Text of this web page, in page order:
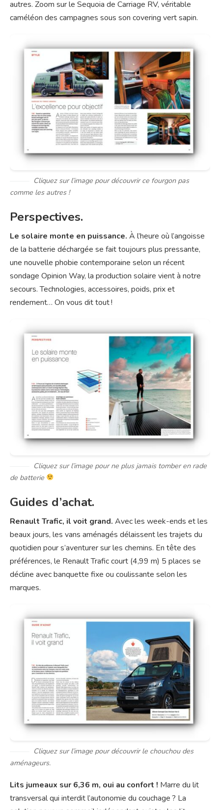
autres. Zoom sur le Sequoia de Carriage RV, véritable
caméléon des campagnes sous son covering vert sapin.
Cliquez sur l’image pour découvrir ce fourgon pas
comme les autres !
Perspectives.
Le solaire monte en puissance. À l’heure où l’angoisse
de la batterie déchargée se fait toujours plus pressante,
une nouvelle phobie contemporaine selon un récent
sondage Opinion Way, la production solaire vient à notre
secours. Technologies, accessoires, poids, prix et
rendement… On vous dit tout !
Cliquez sur l’image pour ne plus jamais tomber en rade
de batterie
Guides d’achat.
Renault Trafic, il voit grand. Avec les week-ends et les
beaux jours, les vans aménagés délaissent les trajets du
quotidien pour s’aventurer sur les chemins. En tête des
préférences, le Renault Trafic court (4,99 m) 5 places se
décline avec banquette fixe ou coulissante selon les
marques.
Cliquez sur l’image pour découvrir le chouchou des
aménageurs.
Lits jumeaux sur 6,36 m, oui au confort ! Marre du lit
transversal qui interdit l’autonomie du couchage ? La